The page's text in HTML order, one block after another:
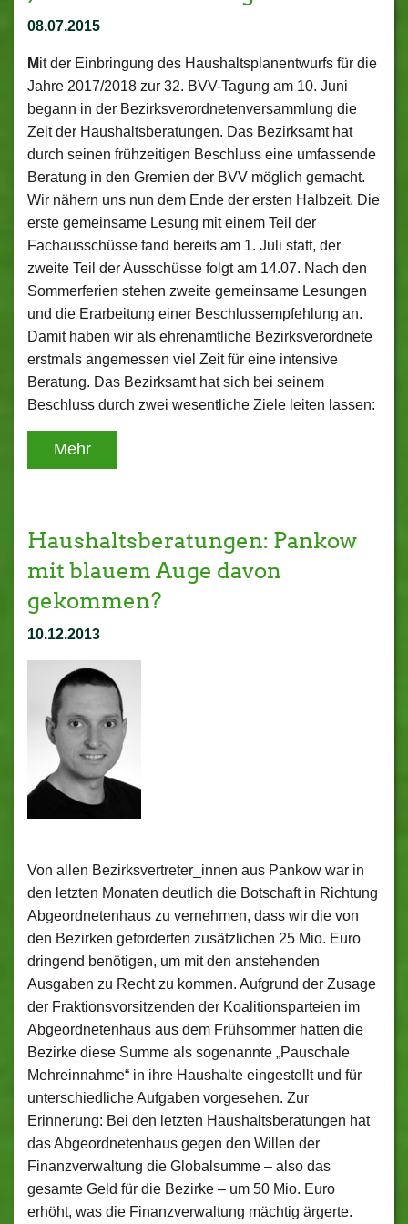
08.07.2015
Mit der Einbringung des Haushaltsplanentwurfs für die
Jahre 2017/2018 zur 32. BVV-Tagung am 10. Juni
begann in der Bezirksverordnetenversammlung die
Zeit der Haushaltsberatungen. Das Bezirksamt hat
durch seinen frühzeitigen Beschluss eine umfassende
Beratung in den Gremien der BVV möglich gemacht.
Wir nähern uns nun dem Ende der ersten Halbzeit. Die
erste gemeinsame Lesung mit einem Teil der
Fachausschüsse fand bereits am 1. Juli statt, der
zweite Teil der Ausschüsse folgt am 14.07. Nach den
Sommerferien stehen zweite gemeinsame Lesungen
und die Erarbeitung einer Beschlussempfehlung an.
Damit haben wir als ehrenamtliche Bezirksverordnete
erstmals angemessen viel Zeit für eine intensive
Beratung. Das Bezirksamt hat sich bei seinem
Beschluss durch zwei wesentliche Ziele leiten lassen:
Mehr
Haushaltsberatungen: Pankow
mit blauem Auge davon
gekommen?
10.12.2013
Von allen Bezirksvertreter_innen aus Pankow war in
den letzten Monaten deutlich die Botschaft in Richtung
Abgeordnetenhaus zu vernehmen, dass wir die von
den Bezirken geforderten zusätzlichen 25 Mio. Euro
dringend benötigen, um mit den anstehenden
Ausgaben zu Recht zu kommen. Aufgrund der Zusage
der Fraktionsvorsitzenden der Koalitionsparteien im
Abgeordnetenhaus aus dem Frühsommer hatten die
Bezirke diese Summe als sogenannte „Pauschale
Mehreinnahme“ in ihre Haushalte eingestellt und für
unterschiedliche Aufgaben vorgesehen. Zur
Erinnerung: Bei den letzten Haushaltsberatungen hat
das Abgeordnetenhaus gegen den Willen der
Finanzverwaltung die Globalsumme – also das
gesamte Geld für die Bezirke – um 50 Mio. Euro
erhöht, was die Finanzverwaltung mächtig ärgerte.